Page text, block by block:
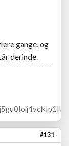
gange, og
derinde.
#131